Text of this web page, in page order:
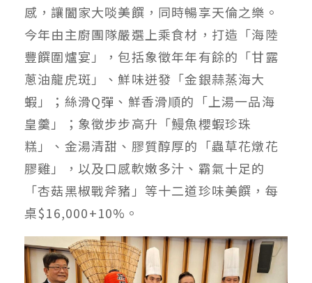
感，讓闔家大啖美饌，同時暢享天倫之樂。
今年由主廚團隊嚴選上乘食材，打造「海陸
豐饌圍爐宴」，包括象徵年年有餘的「甘露
蔥油龍虎斑」、鮮味迸發「金銀蒜蒸海大
蝦」；絲滑Q彈、鮮香滑順的「上湯一品海
皇羹」；象徵步步高升「鰻魚櫻蝦珍珠
糕」、金湯清甜、膠質醇厚的「蟲草花燉花
膠雞」，以及口感軟嫩多汁、霸氣十足的
「杏菇黑椒戰斧豬」等十二道珍味美饌，每
桌$16,000+10%。